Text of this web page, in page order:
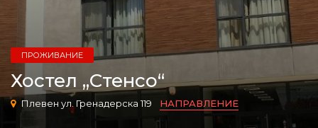
ПРОЖИВАНИЕ
Хостел „Стенсо“
Плевен ул. Гренадерска 119 НАПРАВЛЕНИЕ